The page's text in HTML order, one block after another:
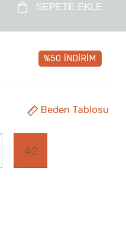
SEPETE EKLE
%50 İNDİRİM
Beden Tablosu
42